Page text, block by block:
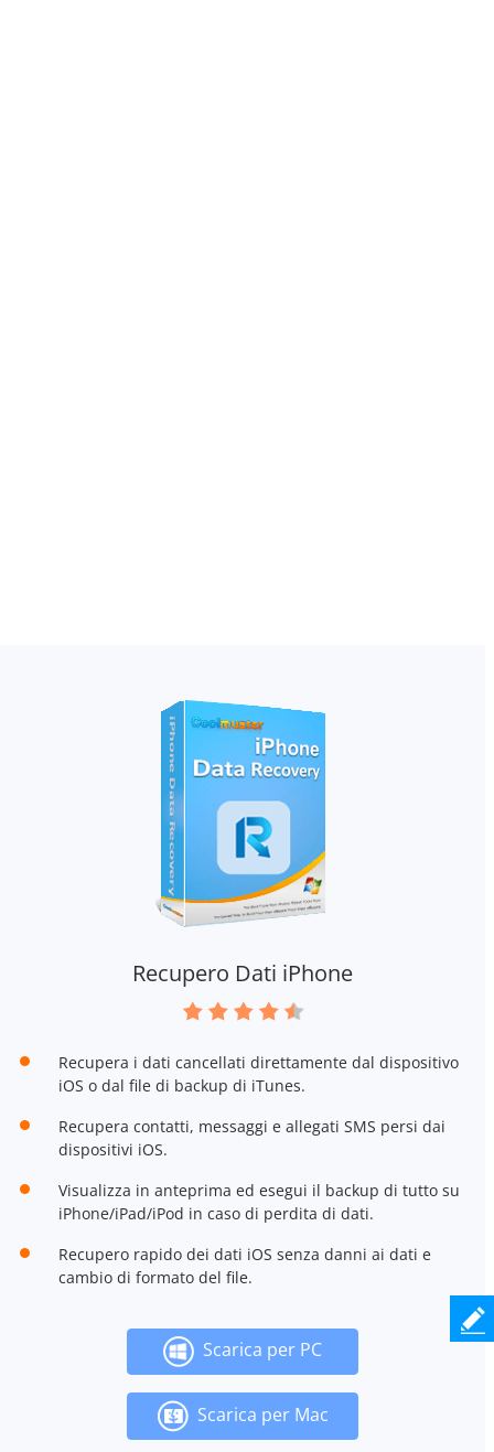
Recupero Dati iPhone
Recupera i dati cancellati direttamente dal dispositivo
iOS o dal file di backup di iTunes.
Recupera contatti, messaggi e allegati SMS persi dai
dispositivi iOS.
Visualizza in anteprima ed esegui il backup di tutto su
iPhone/iPad/iPod in caso di perdita di dati.
Recupero rapido dei dati iOS senza danni ai dati e
cambio di formato del file.
Scarica per PC
Scarica per Mac